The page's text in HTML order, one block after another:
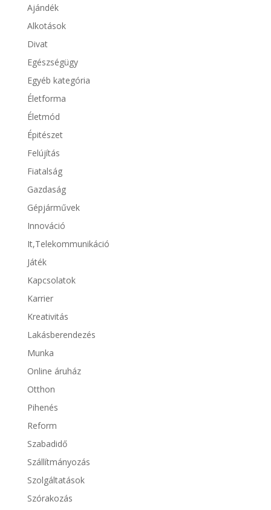
Ajándék
Alkotások
Divat
Egészségügy
Egyéb kategória
Életforma
Életmód
Épitészet
Felújítás
Fiatalság
Gazdaság
Gépjárművek
Innováció
It,Telekommunikáció
Játék
Kapcsolatok
Karrier
Kreativitás
Lakásberendezés
Munka
Online áruház
Otthon
Pihenés
Reform
Szabadidő
Szállítmányozás
Szolgáltatások
Szórakozás